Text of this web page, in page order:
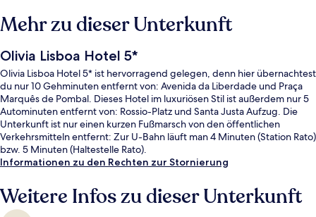
Mehr zu dieser Unterkunft
Olivia Lisboa Hotel 5*
Olivia Lisboa Hotel 5* ist hervorragend gelegen, denn hier übernachtest
du nur 10 Gehminuten entfernt von: Avenida da Liberdade und Praça
Marquês de Pombal. Dieses Hotel im luxuriösen Stil ist außerdem nur 5
Autominuten entfernt von: Rossio-Platz und Santa Justa Aufzug. Die
Unterkunft ist nur einen kurzen Fußmarsch von den öffentlichen
Verkehrsmitteln entfernt: Zur U-Bahn läuft man 4 Minuten (Station Rato)
bzw. 5 Minuten (Haltestelle Rato).
Informationen zu den Rechten zur Stornierung
Weitere Infos zu dieser Unterkunft